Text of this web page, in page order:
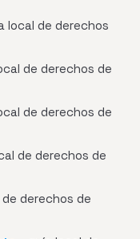
local de derechos
de derechos de
de derechos de
de derechos de
derechos de